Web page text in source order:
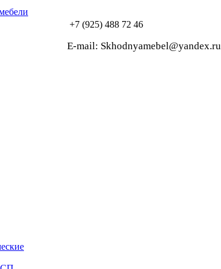
+7 (925) 488 72 46
E-mail: Skhodnyamebel@yandex.ru